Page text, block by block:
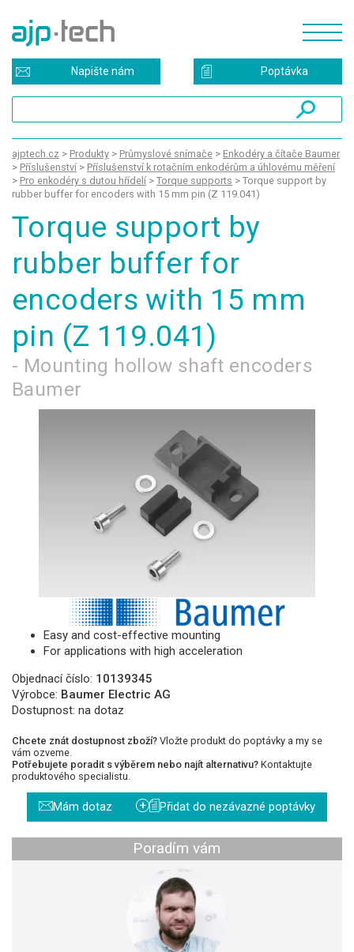
Poptávka
Napište nám
ajptech.cz > Produkty > Průmyslové snímače > Enkodéry a čítače Baumer
> Příslušenství > Příslušenství k rotačním enkodérům a úhlovému měření
> Pro enkodéry s dutou hřídelí > Torque supports > Torque support by
rubber buffer for encoders with 15 mm pin (Z 119.041)
Torque support by
rubber buffer for
encoders with 15 mm
pin (Z 119.041)
- Mounting hollow shaft encoders
Baumer
Easy and cost-effective mounting
For applications with high acceleration
Objednací číslo: 10139345
Výrobce: Baumer Electric AG
Dostupnost: na dotaz
Chcete znát dostupnost zboží? Vložte produkt do poptávky a my se
vám ozveme.
Potřebujete poradit s výběrem nebo najít alternativu? Kontaktujte
produktového specialistu.
Mám dotaz + Přidat do nezávazné poptávky
Poradím vám